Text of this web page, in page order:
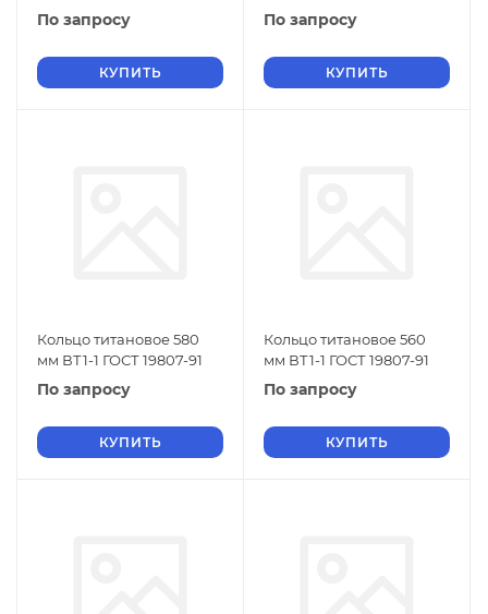
По запросу
КУПИТЬ
По запросу
КУПИТЬ
Кольцо титановое 580
мм ВТ1-1 ГОСТ 19807-91
По запросу
КУПИТЬ
Кольцо титановое 560
мм ВТ1-1 ГОСТ 19807-91
По запросу
КУПИТЬ